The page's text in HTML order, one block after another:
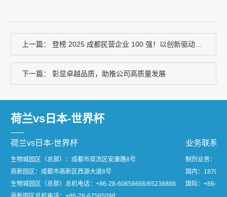
上一篇： 登榜 2025 成都民营企业 100 强！以创新驱动深耕医药赛道，助力成都打造生物医药产业高地
下一篇： 彰显卓越品质，助推公司高质量发展
荷兰vs日本-世界杯
荷兰vs日本-世界杯
生物城园区（总部）：成都市双流区安康路8号
高新园区：成都市高新区西源大道8号
生物城园区（总部）总机电话： +86-28-60656666/65238888
业务联系
制剂业务：
国内：
国际：+86-